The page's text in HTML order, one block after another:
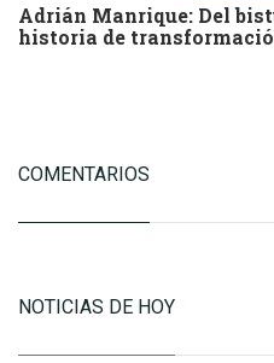
Adrián Manrique: Del
historia de
COMENTARIOS
NOTICIAS DE HOY